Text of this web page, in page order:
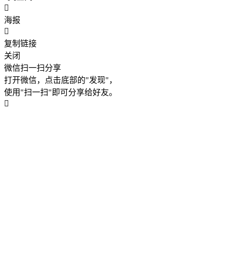
海报
复制链接
关闭
微信扫一扫分享
打开微信，点击底部的"发现"，
使用"扫一扫"即可分享给好友。